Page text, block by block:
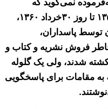
مجاهدین خلق از فروردین ۱۳۵۸ تا روز ۳۰خرداد ۱۳۶۰،
توسط پاسداران،
فروش نشریه و کتاب و
شدند، ولی یک گلوله
به مقامات برای پاسخگویی